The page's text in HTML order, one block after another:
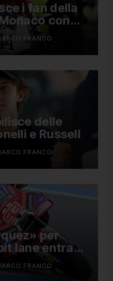
i fan della
con
FRANCO
delle
e Russell
FRANCO
per
lane entra
parte del
MotoGP
FRANCO